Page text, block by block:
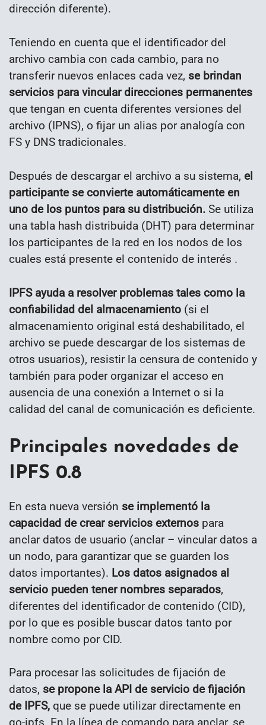
dirección diferente).
Teniendo en cuenta que el identificador del
archivo cambia con cada cambio, para no
transferir nuevos enlaces cada vez, se brindan
servicios para vincular direcciones permanentes
que tengan en cuenta diferentes versiones del
archivo (IPNS), o fijar un alias por analogía con
FS y DNS tradicionales.
Después de descargar el archivo a su sistema, el
participante se convierte automáticamente en
uno de los puntos para su distribución. Se utiliza
una tabla hash distribuida (DHT) para determinar
los participantes de la red en los nodos de los
cuales está presente el contenido de interés .
IPFS ayuda a resolver problemas tales como la
confiabilidad del almacenamiento (si el
almacenamiento original está deshabilitado, el
archivo se puede descargar de los sistemas de
otros usuarios), resistir la censura de contenido y
también para poder organizar el acceso en
ausencia de una conexión a Internet o si la
calidad del canal de comunicación es deficiente.
Principales novedades de
IPFS 0.8
En esta nueva versión se implementó la
capacidad de crear servicios externos para
anclar datos de usuario (anclar – vincular datos a
un nodo, para garantizar que se guarden los
datos importantes). Los datos asignados al
servicio pueden tener nombres separados,
diferentes del identificador de contenido (CID),
por lo que es posible buscar datos tanto por
nombre como por CID.
Para procesar las solicitudes de fijación de
datos, se propone la API de servicio de fijación
de IPFS, que se puede utilizar directamente en